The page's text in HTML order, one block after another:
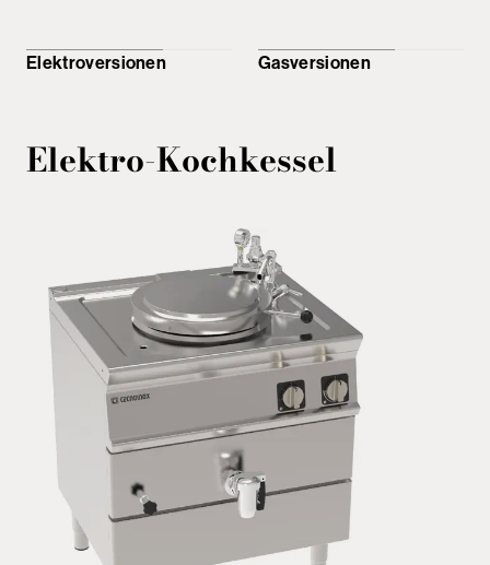
Elektroversionen Gasversionen
Elektro-Kochkessel